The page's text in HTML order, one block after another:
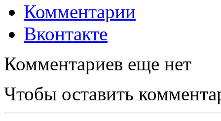
Комментарии
Вконтакте
Комментариев еще нет
Чтобы оставить